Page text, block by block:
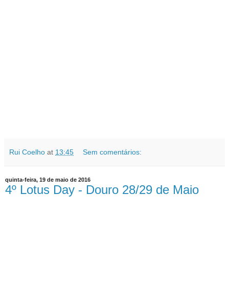
Rui Coelho at 13:45 Sem comentários:
quinta-feira, 19 de maio de 2016
4º Lotus Day - Douro 28/29 de Maio